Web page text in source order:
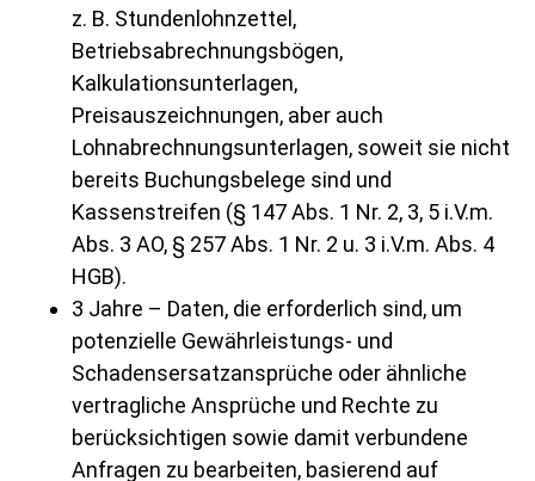
z. B. Stundenlohnzettel,
Betriebsabrechnungsbögen,
Kalkulationsunterlagen,
Preisauszeichnungen, aber auch
Lohnabrechnungsunterlagen, soweit sie nicht
bereits Buchungsbelege sind und
Kassenstreifen (§ 147 Abs. 1 Nr. 2, 3, 5 i.V.m.
Abs. 3 AO, § 257 Abs. 1 Nr. 2 u. 3 i.V.m. Abs. 4
HGB).
3 Jahre – Daten, die erforderlich sind, um
potenzielle Gewährleistungs- und
Schadensersatzansprüche oder ähnliche
vertragliche Ansprüche und Rechte zu
berücksichtigen sowie damit verbundene
Anfragen zu bearbeiten, basierend auf